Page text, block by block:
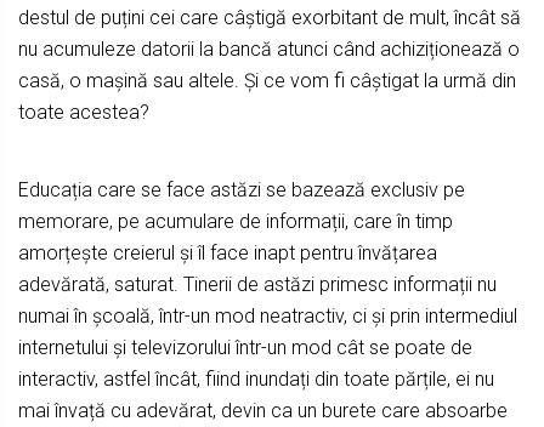
destul de puțini cei care câștigă exorbitant de mult, încât să
nu acumuleze datorii la bancă atunci când achiziționează o
casă, o mașină sau altele. Și ce vom fi câștigat la urmă din
toate acestea?
Educația care se face astăzi se bazează exclusiv pe
memorare, pe acumulare de informații, care în timp
amorțește creierul și îl face inapt pentru învățarea
adevărată, saturat. Tinerii de astăzi primesc informații nu
numai în școală, într-un mod neatractiv, ci și prin intermediul
internetului și televizorului într-un mod cât se poate de
interactiv, astfel încât, fiind inundați din toate părțile, ei nu
mai învață cu adevărat, devin ca un burete care absoarbe